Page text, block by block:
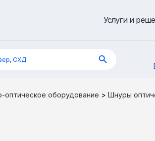
Услуги и
, СХД
оптическое оборудование > Шнуры